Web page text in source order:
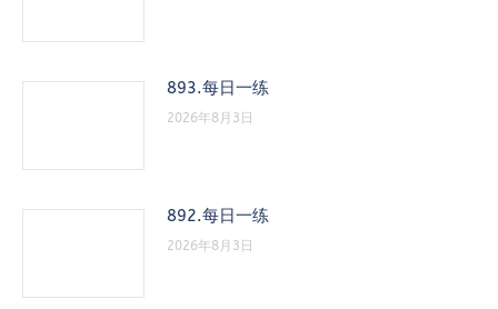
893.每日一练
2026年8月3日
892.每日一练
2026年8月3日